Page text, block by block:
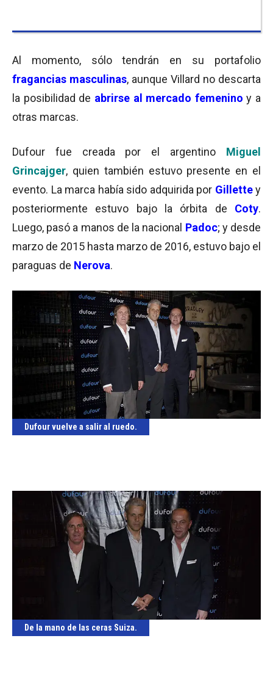
Al momento, sólo tendrán en su portafolio
fragancias masculinas, aunque Villard no descarta
la posibilidad de abrirse al mercado femenino y a
otras marcas.
Dufour fue creada por el argentino Miguel
Grincajger, quien también estuvo presente en el
evento. La marca había sido adquirida por Gillette y
posteriormente estuvo bajo la órbita de Coty.
Luego, pasó a manos de la nacional Padoc; y desde
marzo de 2015 hasta marzo de 2016, estuvo bajo el
paraguas de Nerova.
Dufour vuelve a salir al ruedo.
De la mano de las ceras Suiza.